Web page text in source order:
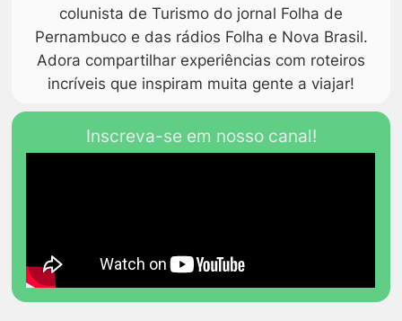
colunista de Turismo do jornal Folha de
Pernambuco e das rádios Folha e Nova Brasil.
Adora compartilhar experiências com roteiros
incríveis que inspiram muita gente a viajar!
Inscreva-se em nosso canal!